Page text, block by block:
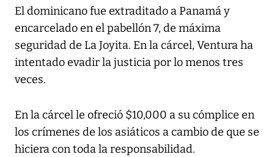
El dominicano fue extraditado a Panamá y
encarcelado en el pabellón 7, de máxima
seguridad de La Joyita. En la cárcel, Ventura ha
intentado evadir la justicia por lo menos tres
veces.
En la cárcel le ofreció $10,000 a su cómplice en
los crímenes de los asiáticos a cambio de que se
hiciera con toda la responsabilidad.